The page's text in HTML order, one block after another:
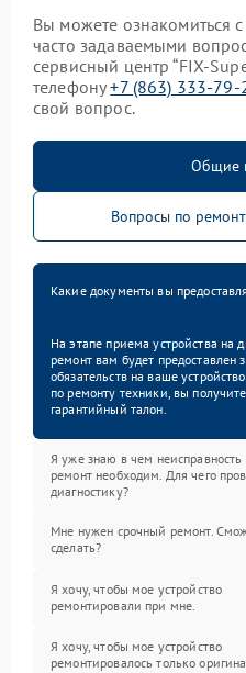
Вы можете ознакомиться
часто задаваемыми
сервисный центр “FIX-
телефону+7 (863) 333-79-
свой вопрос.
Общие
Вопросы по
Какие документы вы
На этапе приема устройства на
ремонт вам будет предоставлен
обязательств на ваше
по ремонту техники, вы
гарантийный талон.
Я уже знаю в чем неисправность
ремонт необходим. Для чего
диагностику?
Мне нужен срочный ремонт.
сделать?
Я хочу, чтобы мое устройство
ремонтировали при мне.
Я хочу, чтобы мое устройство
ремонтировалось только